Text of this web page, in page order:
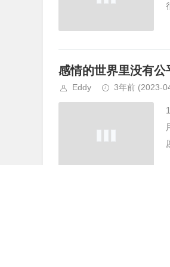
感情的世界里没有
Eddy 3年前 (2023-